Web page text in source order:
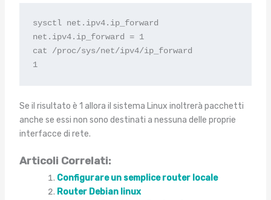
sysctl net.ipv4.ip_forward
net.ipv4.ip_forward = 1
cat /proc/sys/net/ipv4/ip_forward
1
Se il risultato è 1 allora il sistema Linux inoltrerà pacchetti
anche se essi non sono destinati a nessuna delle proprie
interfacce di rete.
Articoli Correlati:
Configurare un semplice router locale
Router Debian linux